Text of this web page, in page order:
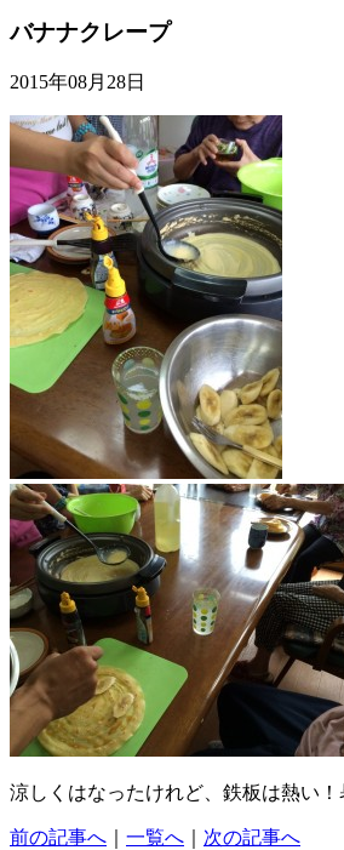
バナナクレープ
2015年08月28日
涼しくはなったけれど、鉄板は熱い！
前の記事へ 一覧へ 次の記事へ